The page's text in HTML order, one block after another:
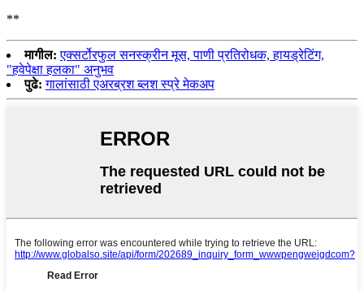
**
मागील: एक्सर्टोरफुल सनस्क्रीन मूस, पाणी प्रतिरोधक, हायड्रेटिंग,
"हवेपेक्षा हलका" अनुभव
पुढे: गालांसाठी एअरब्रश ब्लश स्प्रे मेकअप